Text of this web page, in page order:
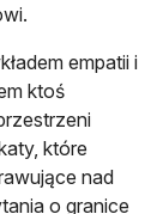
empatii i
ktoś
które
nad
o granice